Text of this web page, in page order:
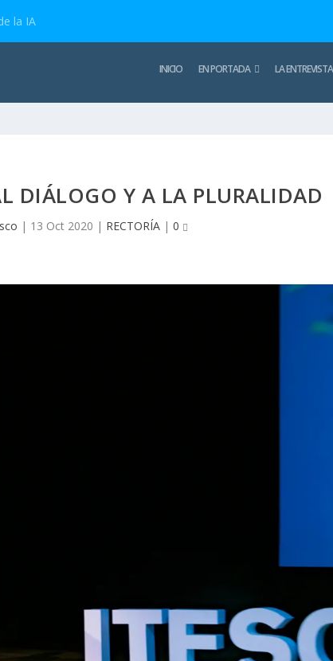
la IA
INICIO EN PORTADA LA ENTREVISTA
DIÁLOGO Y A LA PLURALIDAD
| 13 Oct 2020 | RECTORÍA| 0